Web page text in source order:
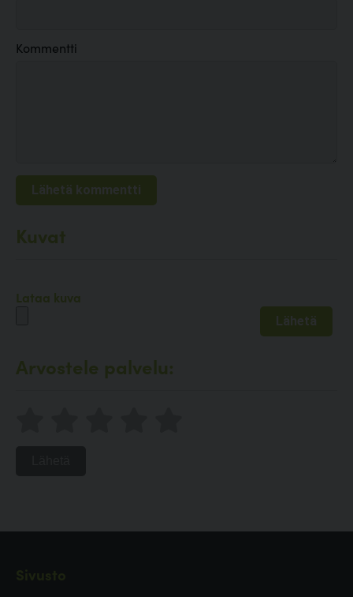
Kommentti
Kuvat
Lataa kuva
Arvostele palvelu: